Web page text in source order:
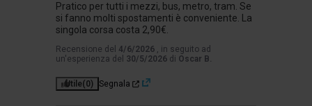
Pratico per tutti i mezzi, bus, metro, tram. Se
si fanno molti spostamenti è conveniente. La
singola corsa costa 2,90€.
Recensione del 4/6/2026 , in seguito ad
un'esperienza del 30/5/2026 di Oscar B.
Utile(0) Segnala